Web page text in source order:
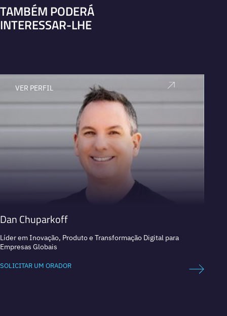
TAMBÉM PODERÁ
INTERESSAR-LHE
VER PERFIL
Dan Chuparkoff
Líder em Inovação, Produto e Transformação Digital para
Empresas Globais
SOLICITAR UM ORADOR